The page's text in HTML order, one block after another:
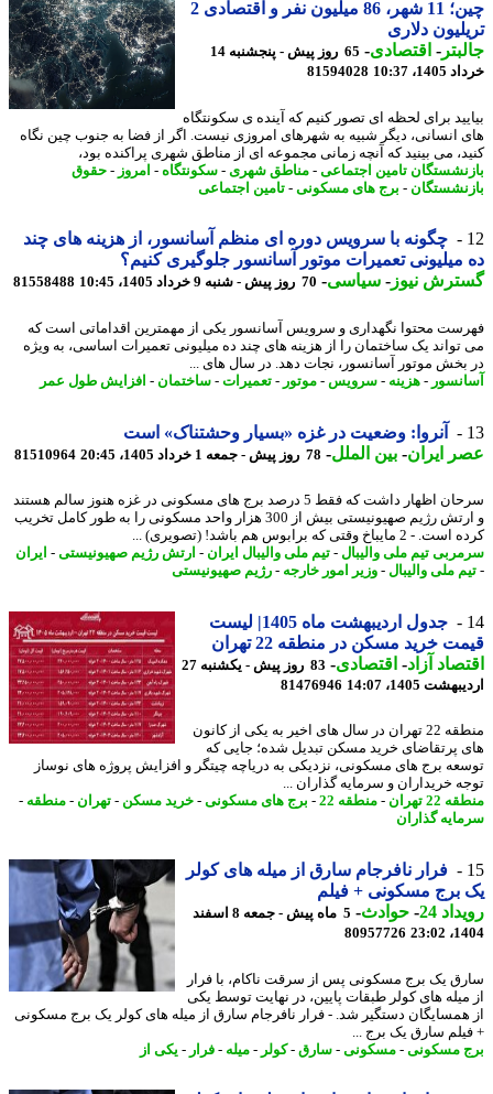
چین؛ 11 شهر، 86 میلیون نفر و اقتصادی 2
دلاری
-اقتصادی-
65 روز پیش - پنجشنبه 14
10:37
81594028
برای لحظه ای تصور کنیم که آینده ی سکونتگاه
انسانی، دیگر شبیه به شهرهای امروزی نیست. اگر از فضا به جنوب چین نگاه
می بینید که آنچه زمانی مجموعه ای از مناطق شهری پراکنده بود،
تامین اجتماعی-مناطق شهری- سکونتگاه-امروز- حقوق
-برج های مسکونی-تامین اجتماعی
چگونه با سرویس دوره ای منظم آسانسور، از هزینه های چند
میلیونی تعمیرات موتور آسانسور جلوگیری کنیم؟
نیوز-سیاسی-70 روز پیش - شنبه 9 خرداد 1405، 10:45 81558488
محتوا نگهداری و سرویس آسانسور یکی از مهمترین اقداماتی است که
یک ساختمان را از هزینه های چند ده میلیونی تعمیرات اساسی، به ویژه
موتور آسانسور، نجات دهد. در سال های ...
-هزینه- سرویس-موتور-تعمیرات- ساختمان-افزایش طول عمر
آنروا: وضعیت در غزه «بسیار وحشتناک» است
ایران- بین الملل-78 روز پیش - جمعه 1 خرداد 1405، 20:45 81510964
سرحان اظهار داشت که فقط 5 درصد برج های مسکونی در غزه هنوز سالم هستند
و ارتش رژیم صهیونیستی بیش از 300 هزار واحد مسکونی را به طور کامل تخریب
وقتی که برابوس هم باشد! (تصویری) ...
تیم ملی والیبال-تیم ملی والیبال ایران - ارتش رژیم صهیونیستی-ایران
ملی والیبال-وزیر امور خارجه-رژیم صهیونیستی
جدول اردیبهشت ماه 1405| لیست
خرید مسکن در منطقه 22 تهران
آزاد - اقتصادی-
83 روز پیش - یکشنبه 27
1405، 14:07
81476946
منطقه 22 تهران در سال های اخیر به یکی از کانون
پرتقاضای خرید مسکن تبدیل شده؛ جایی که
برج های مسکونی، نزدیکی به دریاچه چیتگر و افزایش پروژه های نوساز
خریداران و سرمایه گذاران ...
تهران
- منطقه 22 - برج های مسکونی-خرید مسکن-تهران- منطقه-
گذاران
فرار نافرجام سارق از میله های کولر
برج مسکونی + فیلم
24
-حوادث -
5 ماه پیش - جمعه 8 اسفند
80957726
یک برج مسکونی پس از سرقت ناکام، با فرار
های کولر طبقات پایین، در نهایت توسط یکی
دستگیر شد. - فرار نافرجام سارق از میله های کولر یک برج مسکونی
سارق یک برج ...
مسکونی-مسکونی-سارق- کولر-میله -فرار - یکی از